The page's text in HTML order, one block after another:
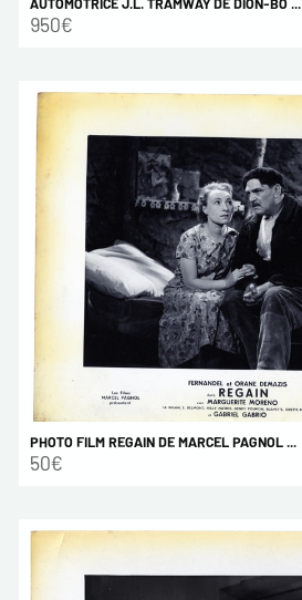
950€
PHOTO FILM REGAIN DE MARCEL PAGNOL ...
50€